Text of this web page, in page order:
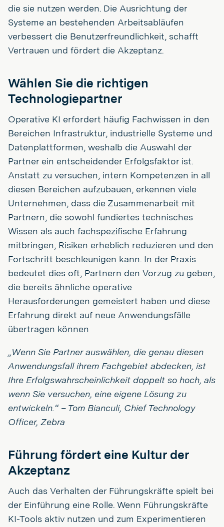
die sie nutzen werden. Die Ausrichtung der
Systeme an bestehenden Arbeitsabläufen
verbessert die Benutzerfreundlichkeit, schafft
Vertrauen und fördert die Akzeptanz.
Wählen Sie die richtigen
Technologiepartner
Operative KI erfordert häufig Fachwissen in den
Bereichen Infrastruktur, industrielle Systeme und
Datenplattformen, weshalb die Auswahl der
Partner ein entscheidender Erfolgsfaktor ist.
Anstatt zu versuchen, intern Kompetenzen in all
diesen Bereichen aufzubauen, erkennen viele
Unternehmen, dass die Zusammenarbeit mit
Partnern, die sowohl fundiertes technisches
Wissen als auch fachspezifische Erfahrung
mitbringen, Risiken erheblich reduzieren und den
Fortschritt beschleunigen kann. In der Praxis
bedeutet dies oft, Partnern den Vorzug zu geben,
die bereits ähnliche operative
Herausforderungen gemeistert haben und diese
Erfahrung direkt auf neue Anwendungsfälle
übertragen können
„Wenn Sie Partner auswählen, die genau diesen
Anwendungsfall ihrem Fachgebiet abdecken, ist
Ihre Erfolgswahrscheinlichkeit doppelt so hoch, als
wenn Sie versuchen, eine eigene Lösung zu
entwickeln.“ – Tom Bianculi, Chief Technology
Officer, Zebra
Führung fördert eine Kultur der
Akzeptanz
Auch das Verhalten der Führungskräfte spielt bei
der Einführung eine Rolle. Wenn Führungskräfte
KI-Tools aktiv nutzen und zum Experimentieren